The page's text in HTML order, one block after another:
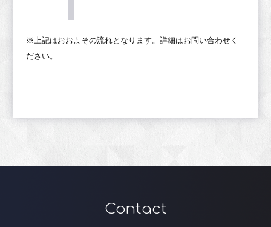
※上記はおおよその流れとなります。詳細はお問い合わせく
ださい。
Contact